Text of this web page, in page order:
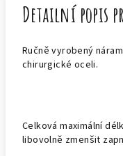
Detailní popis
Ručně vyrobený
chirurgické oceli.
Celková maximální
libovolně zmenšit